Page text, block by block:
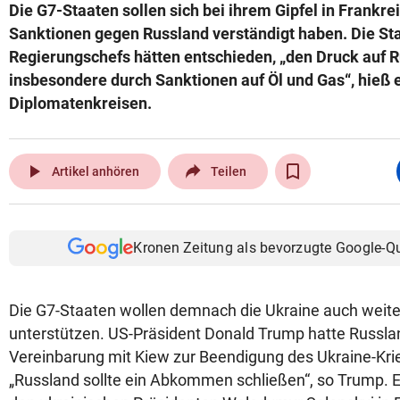
Die G7-Staaten sollen sich bei ihrem Gipfel in
Sanktionen gegen Russland verständigt haben. Die
Regierungschefs hätten entschieden, „den Druck auf
insbesondere durch Sanktionen auf Öl und Gas“, hieß
Diplomatenkreisen.
play_arrow Artikel anhören Teilen
Kronen Zeitung als bevorzugte Google-
Die G7-Staaten wollen demnach die Ukraine auch
unterstützen. US-Präsident Donald Trump hatte
Vereinbarung mit Kiew zur Beendigung des Ukraine-
„Russland sollte ein Abkommen schließen“, so Trump.